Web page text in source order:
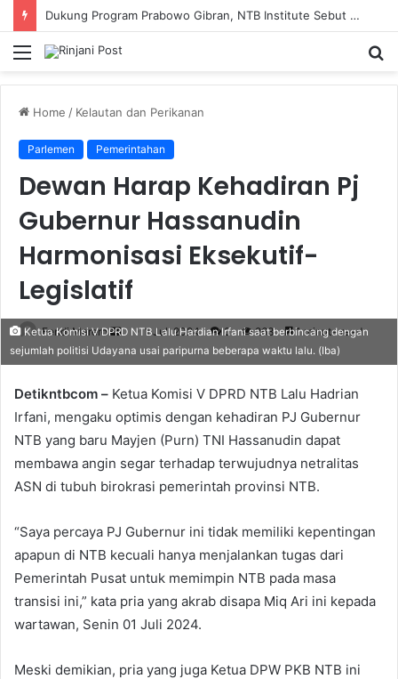
Dukung Program Prabowo Gibran, NTB Institute Sebut MBG dan Kopdes Solusi Percepatan Pembangunan Daerah 3T
Menu
Home / Kelautan dan Perikanan
Parlemen Pemerintahan
Dewan Harap Kehadiran Pj
Gubernur Hassanudin
Harmonisasi Eksekutif-
Legislatif
Fendi Marero
Send
an
1 Juli 2024 0 263 1 minute read
Ketua Komisi V DPRD NTB Lalu Hardian Irfani saat berbincang dengan
sejumlah politisi Udayana usai paripurna beberapa waktu lalu. (Iba)
Detikntbcom – Ketua Komisi V DPRD NTB Lalu Hadrian
Irfani, mengaku optimis dengan kehadiran PJ Gubernur
NTB yang baru Mayjen (Purn) TNI Hassanudin dapat
membawa angin segar terhadap terwujudnya netralitas
ASN di tubuh birokrasi pemerintah provinsi NTB.
“Saya percaya PJ Gubernur ini tidak memiliki kepentingan
apapun di NTB kecuali hanya menjalankan tugas dari
Pemerintah Pusat untuk memimpin NTB pada masa
transisi ini,” kata pria yang akrab disapa Miq Ari ini kepada
wartawan, Senin 01 Juli 2024.
Meski demikian, pria yang juga Ketua DPW PKB NTB ini